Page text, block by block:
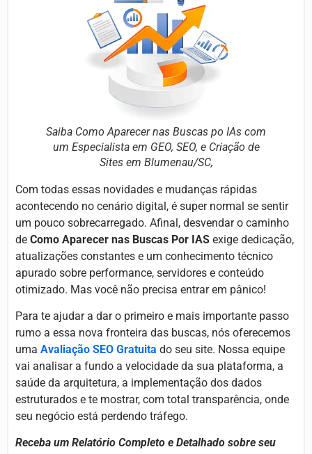
Saiba Como Aparecer nas Buscas po IAs com
um Especialista em GEO, SEO, e Criação de
Sites em Blumenau/SC,
Com todas essas novidades e mudanças rápidas
acontecendo no cenário digital, é super normal se sentir
um pouco sobrecarregado. Afinal, desvendar o caminho
de Como Aparecer nas Buscas Por IAS exige dedicação,
atualizações constantes e um conhecimento técnico
apurado sobre performance, servidores e conteúdo
otimizado. Mas você não precisa entrar em pânico!
Para te ajudar a dar o primeiro e mais importante passo
rumo a essa nova fronteira das buscas, nós oferecemos
uma Avaliação SEO Gratuita do seu site. Nossa equipe
vai analisar a fundo a velocidade da sua plataforma, a
saúde da arquitetura, a implementação dos dados
estruturados e te mostrar, com total transparência, onde
seu negócio está perdendo tráfego.
Receba um Relatório Completo e Detalhado sobre seu